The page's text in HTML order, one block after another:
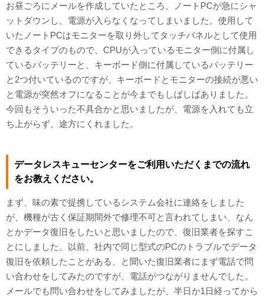
お昼ごろにメールを作成していたところ、ノートPCが急にシャ
ットダウンし、電源が入らなくなってしまいました。使用して
いたノートPCはモニターを取り外してタッチパネルとして使用
できるタイプのもので、CPUが入っているモニター側に付属し
ているバッテリーと、キーボード側に付属しているバッテリー
と2つ付いているのですが、キーボードとモニターの接続が悪い
と電源が突然オフになることが今までもしばしばありました。
今回もそういった不具合かと思いましたが、電源を入れても立
ち上がらず、途方にくれました。
データレスキューセンターをご利用いただくまでの流れ
をお教えください。
まず、味の素で提携しているシステム会社に連絡をしました
が、機種が古く保証期間外で修理不可と言われてしまい、なん
とかデータ復旧をしたいと思いましたので、復旧業者を探すこ
とにしました。以前、社内で同じ型式のPCのトラブルでデータ
復旧を依頼したことがある、と聞いた復旧業者にまず電話で問
い合わせをしてみたのですが、電話がつながりませんでした。
メールでも問い合わせをしてみましたが、半日か1日経ってから